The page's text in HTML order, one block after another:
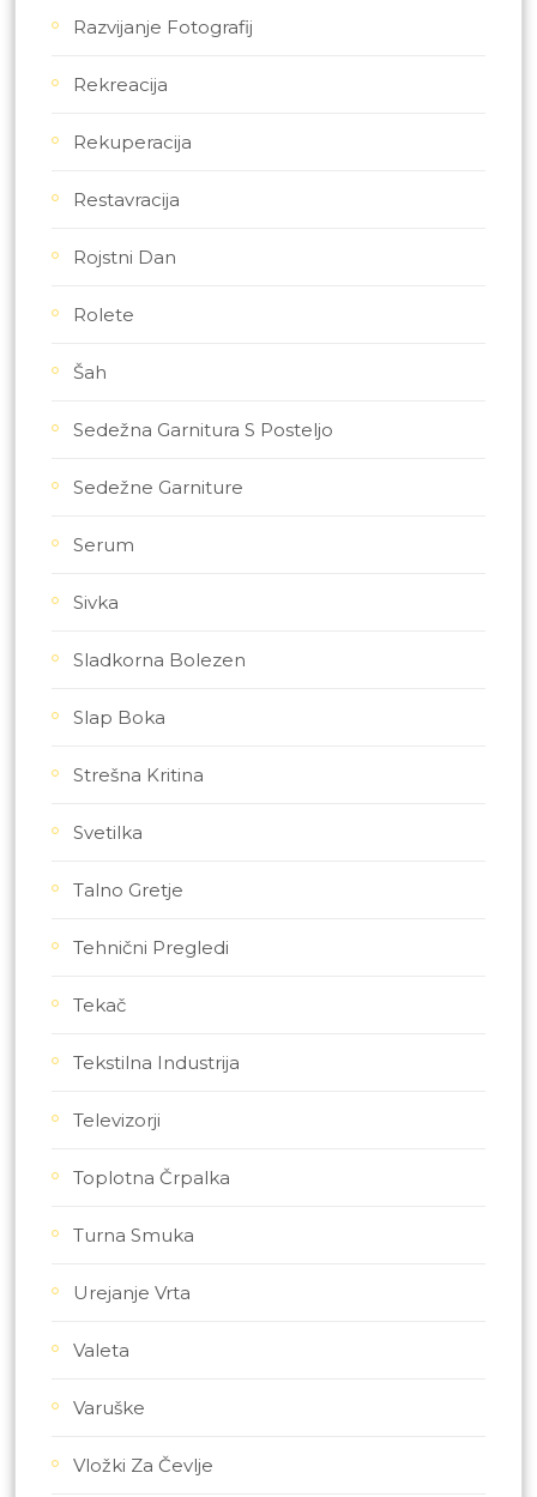
Razvijanje Fotografij
Rekreacija
Rekuperacija
Restavracija
Rojstni Dan
Rolete
Šah
Sedežna Garnitura S Posteljo
Sedežne Garniture
Serum
Sivka
Sladkorna Bolezen
Slap Boka
Strešna Kritina
Svetilka
Talno Gretje
Tehnični Pregledi
Tekač
Tekstilna Industrija
Televizorji
Toplotna Črpalka
Turna Smuka
Urejanje Vrta
Valeta
Varuške
Vložki Za Čevlje